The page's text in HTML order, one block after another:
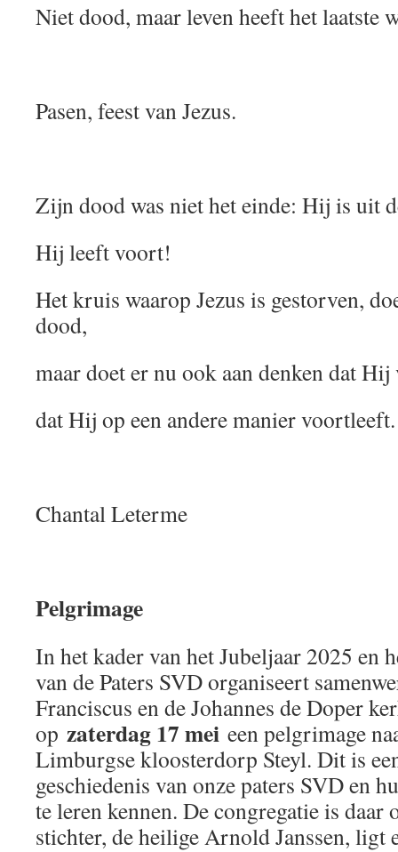
Niet dood, maar leven heeft het laatste
Pasen, feest van Jezus.
Zijn dood was niet het einde: Hij is uit
Hij leeft voort!
Het kruis waarop Jezus is gestorven,
dood,
maar doet er nu ook aan denken dat Hij
dat Hij op een andere manier voortleeft.
Chantal Leterme
Pelgrimage
In het kader van het Jubeljaar 2025 en
van de Paters SVD organiseert
Franciscus en de Johannes de Doper
op zaterdag 17 mei een pelgrimage
Limburgse kloosterdorp Steyl. Dit is
geschiedenis van onze paters SVD en
te leren kennen. De congregatie is daar
stichter, de heilige Arnold Janssen, ligt